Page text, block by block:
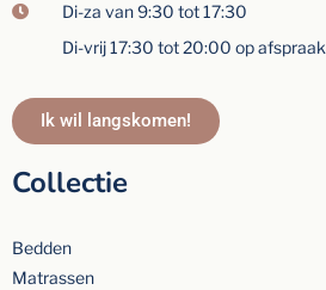
Di-za van 9:30 tot 17:30
Di-vrij 17:30 tot 20:00 op afspraak
Ik wil langskomen!
Collectie
Bedden
Matrassen